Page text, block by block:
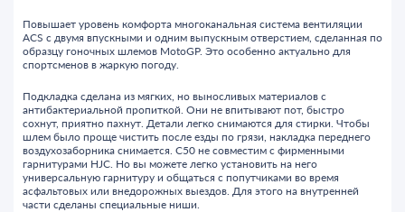
Повышает уровень комфорта многоканальная система вентиляции
ACS с двумя впускными и одним выпускным отверстием, сделанная по
образцу гоночных шлемов MotoGP. Это особенно актуально для
спортсменов в жаркую погоду.
Подкладка сделана из мягких, но выносливых материалов с
антибактериальной пропиткой. Они не впитывают пот, быстро
сохнут, приятно пахнут. Детали легко снимаются для стирки. Чтобы
шлем было проще чистить после езды по грязи, накладка переднего
воздухозаборника снимается. C50 не совместим с фирменными
гарнитурами HJC. Но вы можете легко установить на него
универсальную гарнитуру и общаться с попутчиками во время
асфальтовых или внедорожных выездов. Для этого на внутренней
части сделаны специальные ниши.